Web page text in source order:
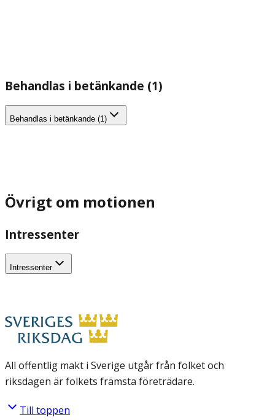
Behandlas i betänkande (1)
Behandlas i betänkande (1)
Övrigt om motionen
Intressenter
Intressenter
All offentlig makt i Sverige utgår från folket och
riksdagen är folkets främsta företrädare.
Till toppen